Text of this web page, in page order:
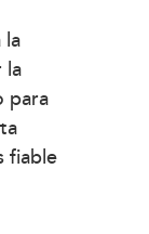
la
la
para
fiable